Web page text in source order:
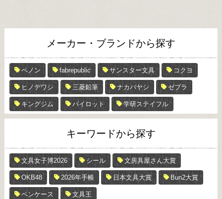
メーカー・ブランドから探す
ペノン fabrepublic サンスター文具 コクヨ
ヒノデワシ 三菱鉛筆 ナカバヤシ ゼブラ
キングジム パイロット 学研ステイフル
キーワードから探す
文具女子博2026 シール 文房具屋さん大賞
OKB48 2026年手帳 日本文具大賞 Bun2大賞
ペンケース 文具王